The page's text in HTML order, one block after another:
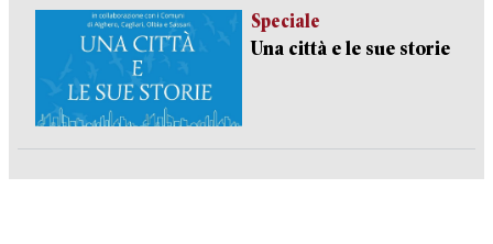
Speciale
Una città e le sue storie